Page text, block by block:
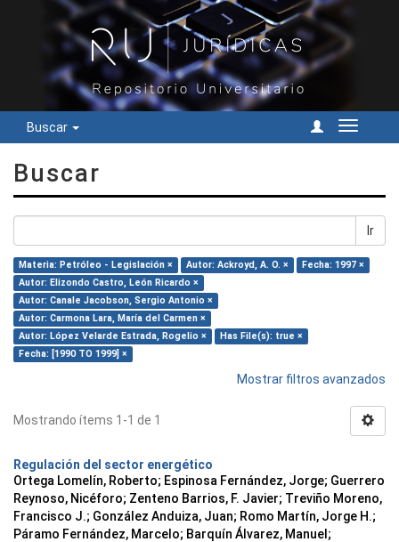
Buscar
Cambiar
Buscar
Ir
Materia: Petróleo - Legislación × Autor: Ackroyd, A. O. ×
Fecha: 1997 ×
Autor: Elizondo Castro, León Ricardo ×
Autor: Canale Jacobson, Sergio Antonio ×
Autor: Carmona Lara, María del Carmen ×
Autor: López Velarde Estrada, Rogelio ×
Has File(s): true ×
Fecha: [1990 TO 1999] ×
Mostrar filtros avanzados
Mostrando ítems 1-1 de 1
Regulación del sector energético
Ortega Lomelín, Roberto; Espinosa Fernández, Jorge; Guerrero
Reynoso, Nicéforo; Zenteno Barrios, F. Javier; Treviño Moreno,
Francisco J.; González Anduiza, Juan; Romo Martín, Jorge H.;
Páramo Fernández, Marcelo; Barquín Álvarez, Manuel;